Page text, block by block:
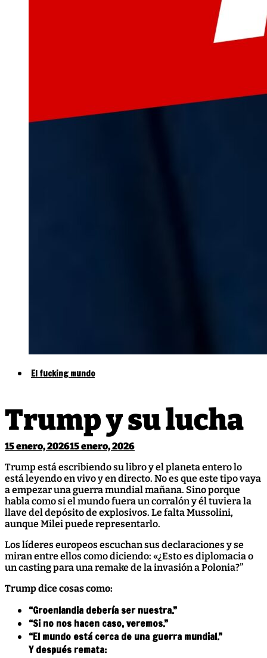
El fucking mundo
Trump y su lucha
15 enero, 202615 enero, 2026
Trump está escribiendo su libro y el planeta entero lo
está leyendo en vivo y en directo. No es que este tipo vaya
a empezar una guerra mundial mañana. Sino porque
habla como si el mundo fuera un corralón y él tuviera la
llave del depósito de explosivos. Le falta Mussolini,
aunque Milei puede representarlo.
Los líderes europeos escuchan sus declaraciones y se
miran entre ellos como diciendo: «¿Esto es diplomacia o
un casting para una remake de la invasión a Polonia?”
Trump dice cosas como:
“Groenlandia debería ser nuestra.”
“Si no nos hacen caso, veremos.”
“El mundo está cerca de una guerra mundial.”
Y después remata: